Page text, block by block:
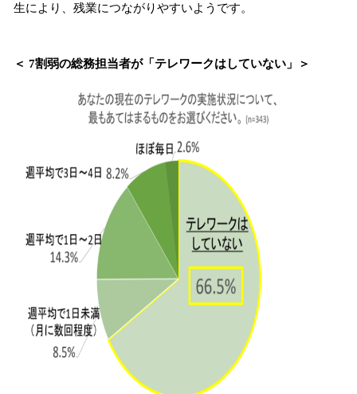
生により、残業につながりやすいようです。
＜ 7割弱の総務担当者が「テレワークはしていない」＞